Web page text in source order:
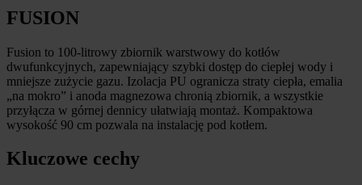
FUSION
Fusion to 100-litrowy zbiornik warstwowy do kotłów
dwufunkcyjnych, zapewniający szybki dostęp do ciepłej wody i
mniejsze zużycie gazu. Izolacja PU ogranicza straty ciepła, emalia
„na mokro” i anoda magnezowa chronią zbiornik, a wszystkie
przyłącza w górnej dennicy ułatwiają montaż. Kompaktowa
wysokość 90 cm pozwala na instalację pod kotłem.
Kluczowe cechy